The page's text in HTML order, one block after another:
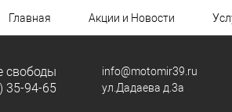
Главная Акции и Новости
свободы
35-94-65
info@motomir39.ru
ул.Дадаева д.3а